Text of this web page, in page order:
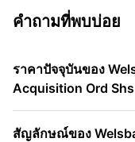
คำถามที่พบบ่อย
ราคาปัจจุบันของ
Acquisition Ord
สัญลักษณ์ของ